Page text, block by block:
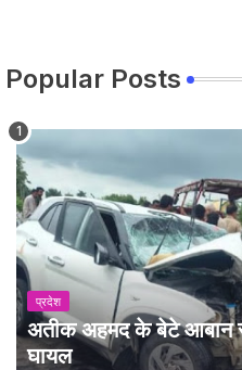
Popular Posts
प्रदेश
अतीक अहमद के बेटे आबान
घायल